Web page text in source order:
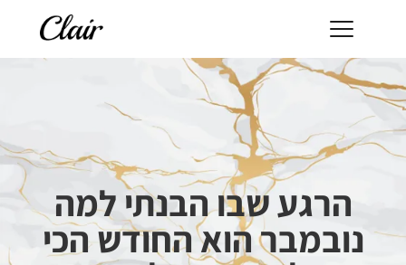
הרגע שבו הבנתי למה
נובמבר הוא החודש הכי